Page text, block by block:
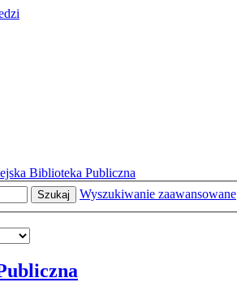
Biblioteka Publiczna
Szukaj
Wyszukiwanie zaawansowane